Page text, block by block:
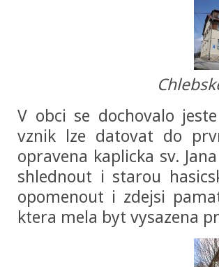
V obci se dochovalo
vznik lze datovat do
opravena kaplicka sv.
shlednout i starou
opomenout i zdejsi
ktera mela byt vysazena